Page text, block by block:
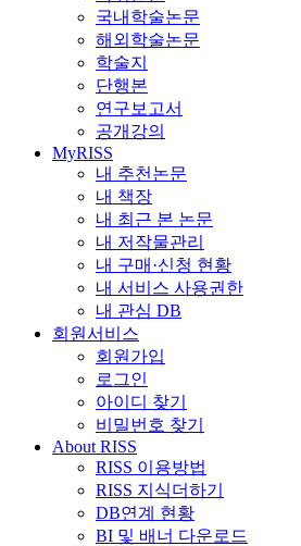
국내학술논문
해외학술논문
학술지
단행본
연구보고서
공개강의
MyRISS
내 추천논문
내 책장
내 최근 본 논문
내 저작물관리
내 구매·신청 현황
내 서비스 사용권한
내 관심 DB
회원서비스
회원가입
로그인
아이디 찾기
비밀번호 찾기
About RISS
RISS 이용방법
RISS 지식더하기
DB연계 현황
BI 및 배너 다운로드